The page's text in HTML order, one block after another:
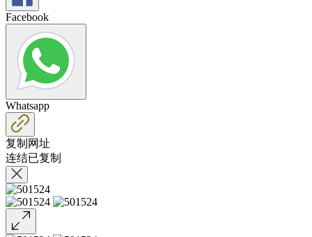
Facebook
Whatsapp
复制网址
连结已复制